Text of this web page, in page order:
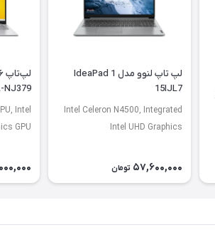
لپ تاپ لنوو مدل IdeaPad 1
15IJL7
Intel Celeron N4500, Integrated
Intel UHD Graphics
57,600,000 تومان
NJ379
Intel
GPU